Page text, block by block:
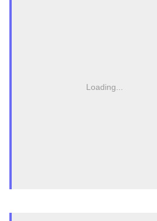
Loading...